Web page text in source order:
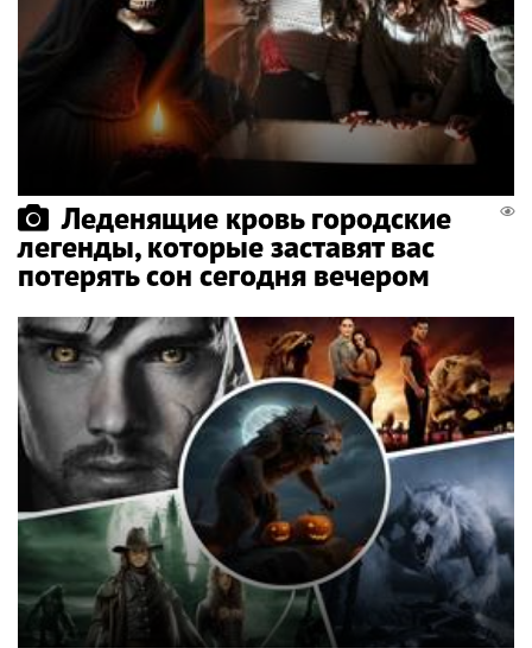
Леденящие кровь городские
легенды, которые заставят вас
потерять сон сегодня вечером